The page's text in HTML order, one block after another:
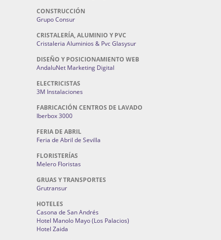
CONSTRUCCIÓN
Grupo Consur
CRISTALERÍA, ALUMINIO Y PVC
Cristaleria Aluminios & Pvc Glasysur
DISEÑO Y POSICIONAMIENTO WEB
AndaluNet Marketing Digital
ELECTRICISTAS
3M Instalaciones
FABRICACIÓN CENTROS DE LAVADO
Iberbox 3000
FERIA DE ABRIL
Feria de Abril de Sevilla
FLORISTERÍAS
Melero Floristas
GRUAS Y TRANSPORTES
Grutransur
HOTELES
Casona de San Andrés
Hotel Manolo Mayo (Los Palacios)
Hotel Zaida